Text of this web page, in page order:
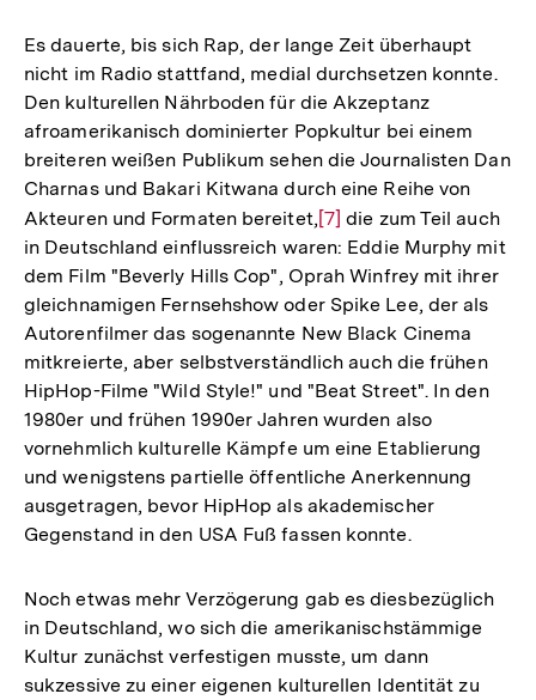
der
Fußnote
Es dauerte, bis sich Rap, der lange Zeit überhaupt
nicht im Radio stattfand, medial durchsetzen konnte.
Den kulturellen Nährboden für die Akzeptanz
afroamerikanisch dominierter Popkultur bei einem
breiteren weißen Publikum sehen die Journalisten Dan
Charnas und Bakari Kitwana durch eine Reihe von
Akteuren und Formaten bereitet,Zur
Auflösung
der
Fußnote
[7] die zum Teil auch
in Deutschland einflussreich waren: Eddie Murphy mit
dem Film "Beverly Hills Cop", Oprah Winfrey mit ihrer
gleichnamigen Fernsehshow oder Spike Lee, der als
Autorenfilmer das sogenannte New Black Cinema
mitkreierte, aber selbstverständlich auch die frühen
HipHop-Filme "Wild Style!" und "Beat Street". In den
1980er und frühen 1990er Jahren wurden also
vornehmlich kulturelle Kämpfe um eine Etablierung
und wenigstens partielle öffentliche Anerkennung
ausgetragen, bevor HipHop als akademischer
Gegenstand in den USA Fuß fassen konnte.
Noch etwas mehr Verzögerung gab es diesbezüglich
in Deutschland, wo sich die amerikanischstämmige
Kultur zunächst verfestigen musste, um dann
sukzessive zu einer eigenen kulturellen Identität zu